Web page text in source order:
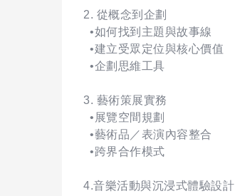
2. 從概念到企劃
•如何找到主題與故事線
•建立受眾定位與核心價值
•企劃思維工具
3. 藝術策展實務
•展覽空間規劃
•藝術品／表演內容整合
•跨界合作模式
4.音樂活動與沉浸式體驗設計